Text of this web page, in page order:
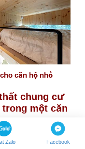
căn hộ nhỏ
chung cư
một căn
là phương án để
Zalo Facebook